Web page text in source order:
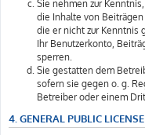
Sie nehmen zur
die Inhalte von
die er nicht zur Kenntnis
Ihr Benutzerkonto,
sperren.
Sie gestatten dem
sofern sie gegen o. g.
Betreiber oder einem
4. GENERAL PUBLIC LICENSE